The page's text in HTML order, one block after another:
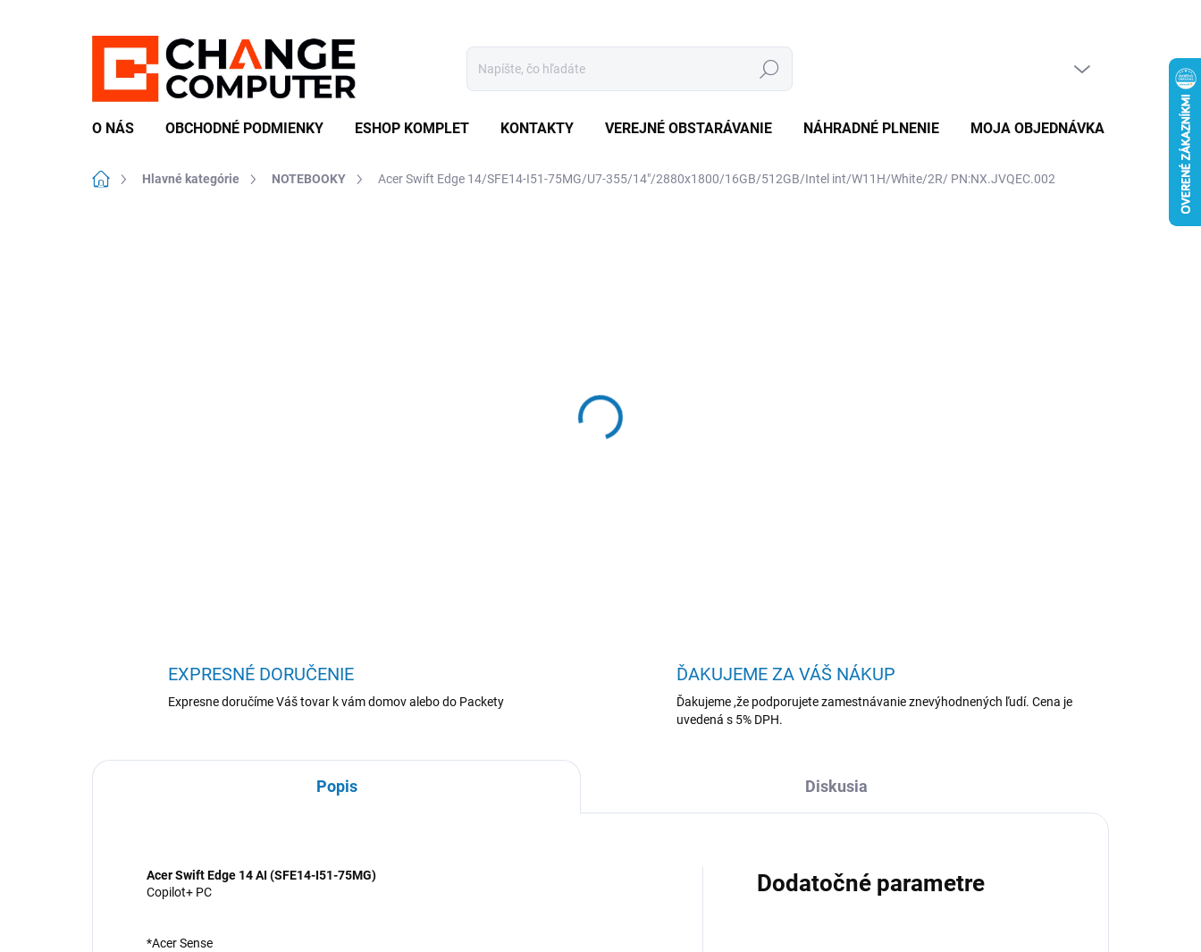
Hľadať
O NÁS OBCHODNÉ PODMIENKY ESHOP KOMPLET KONTAKTY VEREJNÉ OBSTARÁVANIE NÁHRADNÉ PLNENIE MOJA OBJEDNÁVKA ZNAČKY
DomovHlavné kategórie NOTEBOOKY Acer Swift Edge 14/SFE14-I51-75MG/U7-355/14"/2880x1800/16GB/512GB/Intel int/W11H/White/2R/ PN:NX.JVQEC.002
EXPRESNÉ DORUČENIE
Expresne doručíme Váš tovar k vám domov alebo do Packety
ĎAKUJEME ZA VÁŠ NÁKUP
Ďakujeme ,že podporujete zamestnávanie znevýhodnených ľudí. Cena je
uvedená s 5% DPH.
Popis Diskusia
Acer Swift Edge 14 AI (SFE14-I51-75MG)
Copilot+ PC
*Acer Sense
Dodatočné parametre